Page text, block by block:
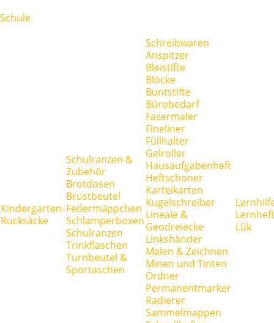
Schule
Kindergarten-
Rucksäcke
Schulranzen &
Zubehör
Brotdosen
Brustbeutel
Federmäppchen
Schlamperboxen
Schulranzen
Trinkflaschen
Turnbeutel &
Sportaschen
Schreibwaren
Anspitzer
Bleistifte
Blöcke
Buntstifte
Bürobedarf
Fasermaler
Fineliner
Füllhalter
Gelroller
Hausaufgabenheft
Heftschoner
Karteikarten
Kugelschreiber
Lineale &
Geodreiecke
Linkshänder
Malen & Zeichnen
Minen und Tinten
Ordner
Permanentmarker
Radierer
Sammelmappen
Lük